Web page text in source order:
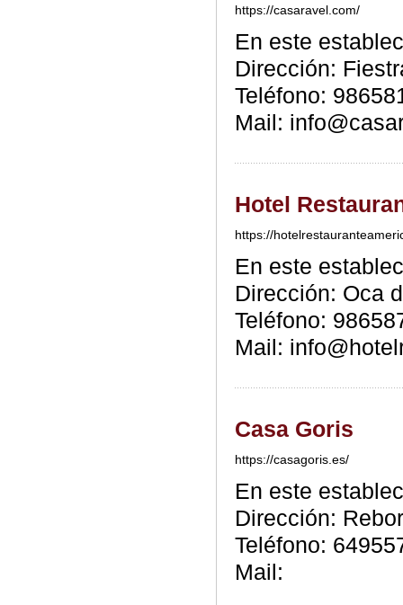
https://casaravel.com/
En este
Dirección:
Teléfono:
Mail:
Hotel
https://
En este
Dirección: Oca
Teléfono:
Mail:
Casa Goris
https://casagoris.es/
En este
Dirección:
Teléfono:
Mail: